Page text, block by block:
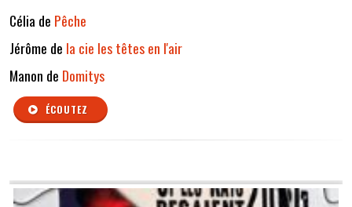
Célia de Pêche
Jérôme de la cie les têtes en l'air
Manon de Domitys
ÉCOUTEZ